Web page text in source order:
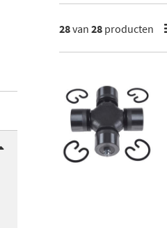
28van 28 producten